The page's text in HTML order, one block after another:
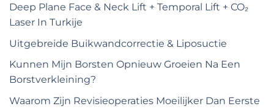
Deep Plane Face & Neck Lift + Temporal Lift + CO₂
Laser In Turkije
Uitgebreide Buikwandcorrectie & Liposuctie
Kunnen Mijn Borsten Opnieuw Groeien Na Een
Borstverkleining?
Waarom Zijn Revisieoperaties Moeilijker Dan Eerste